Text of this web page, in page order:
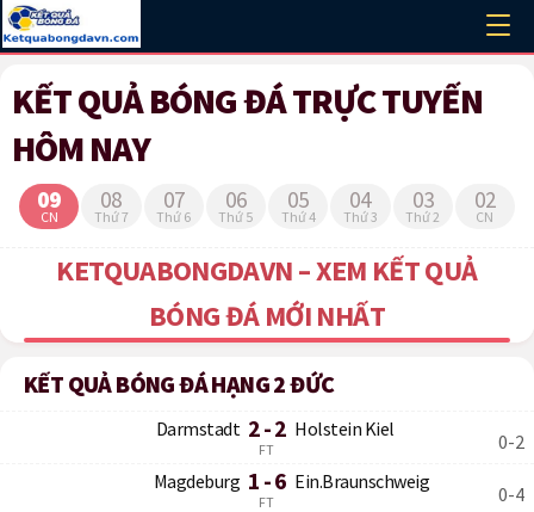
KẾT QUẢ BÓNG ĐÁ TRỰC TUYẾN
HÔM NAY
09
CN
08
Thứ 7
07
Thứ 6
06
Thứ 5
05
Thứ 4
04
Thứ 3
03
Thứ 2
02
CN
KETQUABONGDAVN – XEM KẾT QUẢ
BÓNG ĐÁ MỚI NHẤT
KẾT QUẢ BÓNG ĐÁ HẠNG 2 ĐỨC
0-2
Darmstadt 2 - 2 Holstein Kiel
FT
0-4
Magdeburg 1 - 6 Ein.Braunschweig
FT